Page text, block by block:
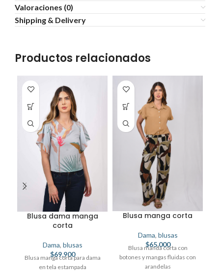
Valoraciones (0)
Shipping & Delivery
Productos relacionados
Blusa dama manga
corta
Dama, blusas
$69,900
Blusa manga corta para dama
en tela estampada
Blusa manga corta
Dama, blusas
$65,000
Blusa manda corta con
botones y mangas fluidas con
arandelas